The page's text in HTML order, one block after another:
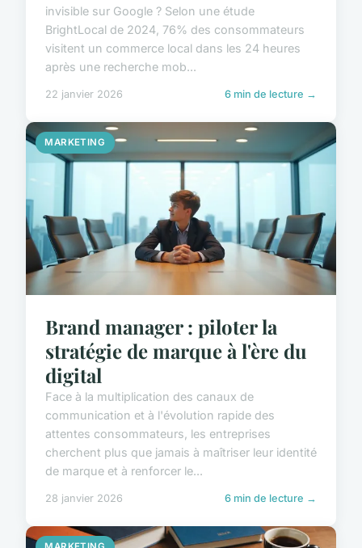
invisible sur Google ? Selon une étude
BrightLocal de 2024, 76% des consommateurs
visitent un commerce local dans les 24 heures
après une recherche mob...
22 janvier 2026 6 min de lecture →
MARKETING
Brand manager : piloter la
stratégie de marque à l'ère du
digital
Face à la multiplication des canaux de
communication et à l'évolution rapide des
attentes consommateurs, les entreprises
cherchent plus que jamais à maîtriser leur identité
de marque et à renforcer le...
28 janvier 2026 6 min de lecture →